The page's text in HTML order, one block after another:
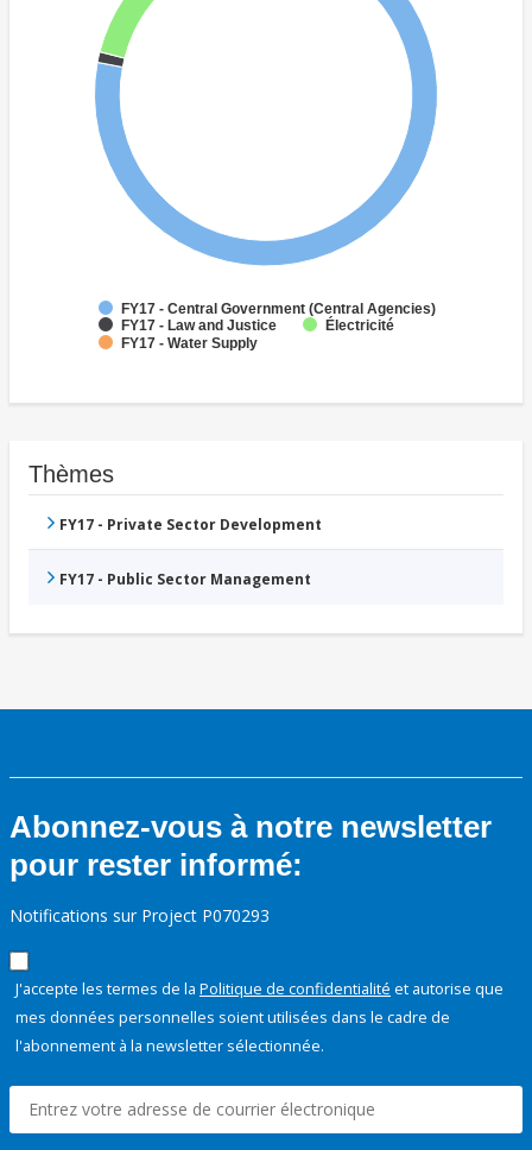
FY17 - Central Government (Central Agencies)
FY17 - Law and Justice
Électricité
FY17 - Water Supply
Thèmes
FY17 - Private Sector Development
FY17 - Public Sector Management
Abonnez-vous à notre newsletter
pour rester informé:
Notifications sur Project P070293
J'accepte les termes de la Politique de confidentialité et autorise que
mes données personnelles soient utilisées dans le cadre de
l'abonnement à la newsletter sélectionnée.